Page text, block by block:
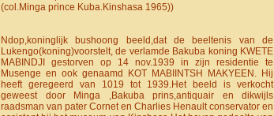
(col.Minga prince Kuba.Kinshasa 1965))
Ndop,koninglijk bushoong beeld,dat de beeltenis van de
Lukengo(koning)voorstelt, de verlamde Bakuba koning KWETE
MABINDJI gestorven op 14 nov.1939 in zijn residentie te
Musenge en ook genaamd KOT MABIINTSH MAKYEEN. Hij
heeft geregeerd van 1019 tot 1939.Het beeld is verkocht
geweest door Minga ,Bakuba prins,antiquair en dikwijls
raadsman van pater Cornet en Charlies Henault conservator en